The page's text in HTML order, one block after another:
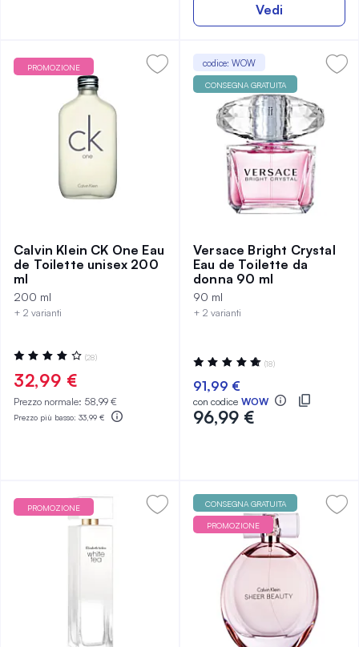
Vedi
PROMOZIONE
Calvin Klein CK One Eau
de Toilette unisex 200
ml
200 ml
+ 2 varianti
Valutazione:
80%
(28)
32,99 €
Prezzo normale: 58,99 €
Prezzo più basso: 33,99 €
codice: WOW
CONSEGNA GRATUITA
Versace Bright Crystal
Eau de Toilette da
donna 90 ml
90 ml
+ 2 varianti
Valutazione:
99%
(18)
91,99 €
con codice WOW
96,99 €
PROMOZIONE CONSEGNA GRATUITA
PROMOZIONE